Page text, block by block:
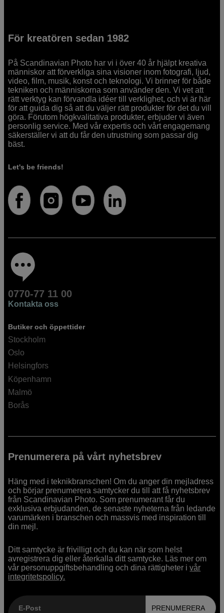
För kreatören sedan 1982
På Scandinavian Photo har vi i över 40 år hjälpt kreativa
människor att förverkliga sina visioner inom fotografi, ljud,
video, film, musik, konst och teknologi. Vi brinner för både
tekniken och människorna som använder den. Vi vet att
rätt verktyg kan förvandla idéer till verklighet, och vi är här
för att guida dig så att du väljer rätt produkter för det du vill
göra. Förutom högkvalitativa produkter, erbjuder vi även
personlig service. Med vår expertis och vårt engagemang
säkerställer vi att du får den utrustning som passar dig
bäst.
Let's be friends!
0770-77 11 00
Kontakta oss
Butiker och öppettider
Stockholm
Oslo
Helsingfors
Köpenhamn
Malmö
Borås
Prenumerera på vårt nyhetsbrev
Häng med i teknikbranschen! Om du anger din mejladress
och börjar prenumerera samtycker du till att få nyhetsbrev
från Scandinavian Photo. Som prenumerant får du
exklusiva erbjudanden, de senaste nyheterna från ledande
varumärken i branschen och massvis med inspiration till
din mejl.
Ditt samtycke är frivilligt och du kan när som helst
avregistrera dig eller återkalla ditt samtycke. Läs mer om
vår personuppgiftsbehandling och dina rättigheter ivår
integritetspolicy.
E-Post PRENUMERERA